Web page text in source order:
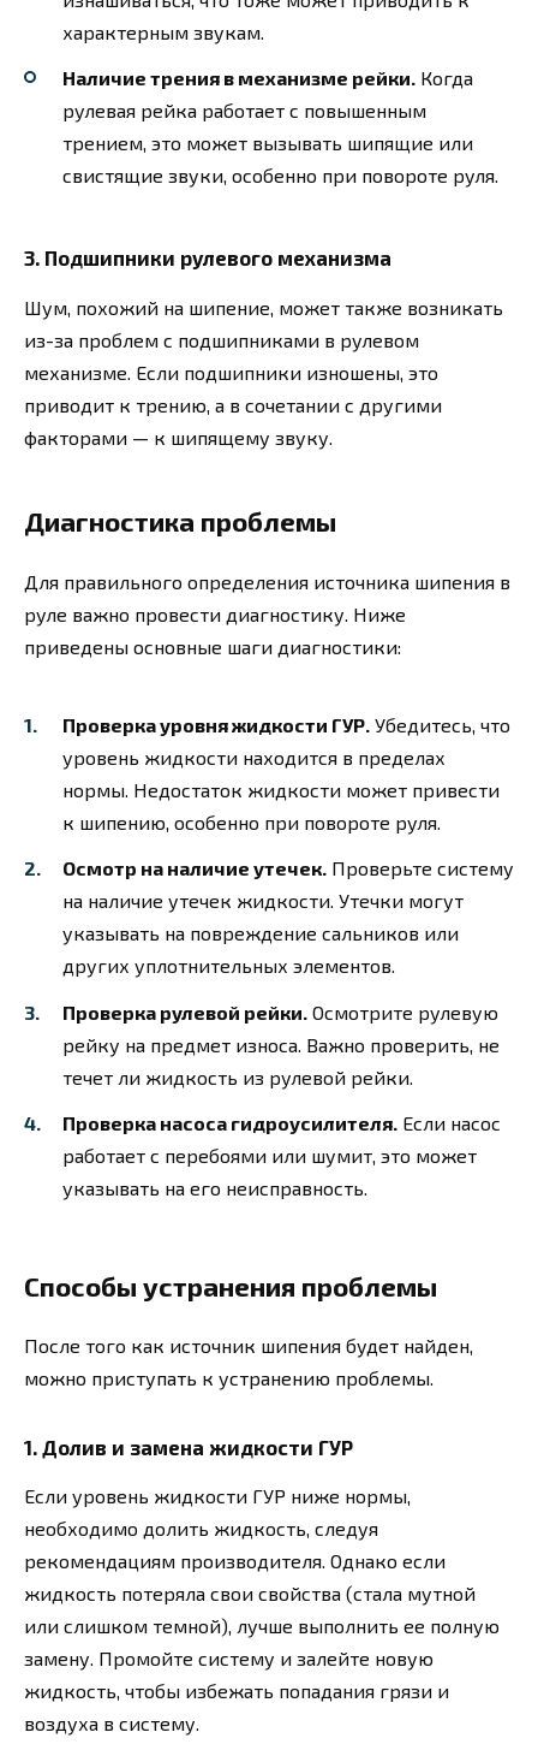
характерным звукам.
Наличие трения в механизме рейки. Когда
рулевая рейка работает с повышенным
трением, это может вызывать шипящие или
свистящие звуки, особенно при повороте руля.
3. Подшипники рулевого механизма
Шум, похожий на шипение, может также возникать
из-за проблем с подшипниками в рулевом
механизме. Если подшипники изношены, это
приводит к трению, а в сочетании с другими
факторами — к шипящему звуку.
Диагностика проблемы
Для правильного определения источника шипения в
руле важно провести диагностику. Ниже
приведены основные шаги диагностики:
Проверка уровня жидкости ГУР. Убедитесь, что
уровень жидкости находится в пределах
нормы. Недостаток жидкости может привести
к шипению, особенно при повороте руля.
Осмотр на наличие утечек. Проверьте систему
на наличие утечек жидкости. Утечки могут
указывать на повреждение сальников или
других уплотнительных элементов.
Проверка рулевой рейки. Осмотрите рулевую
рейку на предмет износа. Важно проверить, не
течет ли жидкость из рулевой рейки.
Проверка насоса гидроусилителя. Если насос
работает с перебоями или шумит, это может
указывать на его неисправность.
Способы устранения проблемы
После того как источник шипения будет найден,
можно приступать к устранению проблемы.
1. Долив и замена жидкости ГУР
Если уровень жидкости ГУР ниже нормы,
необходимо долить жидкость, следуя
рекомендациям производителя. Однако если
жидкость потеряла свои свойства (стала мутной
или слишком темной), лучше выполнить ее полную
замену. Промойте систему и залейте новую
жидкость, чтобы избежать попадания грязи и
воздуха в систему.